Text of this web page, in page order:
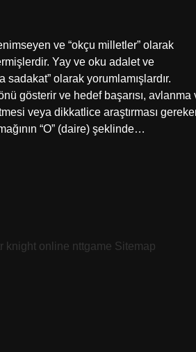
ve “okçu milletler” olarak
Yay ve oku adalet ve
olarak yorumlamışlardır.
gösterir ve hedef başarısı, avlanma
veya dikkatlice araştırması
“O” (daire) şeklinde…
knight online nttgame Sitemap